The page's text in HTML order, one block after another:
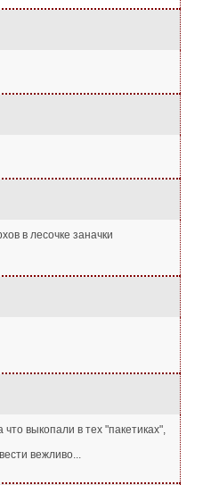
в лесочке заначки
выкопали в тех "пакетиках",
вежливо...